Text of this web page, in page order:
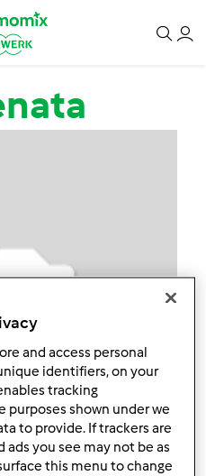
and access personal
identifiers, on your
tracking
shown under we
to provide. If trackers are
you see may not be as
this menu to change